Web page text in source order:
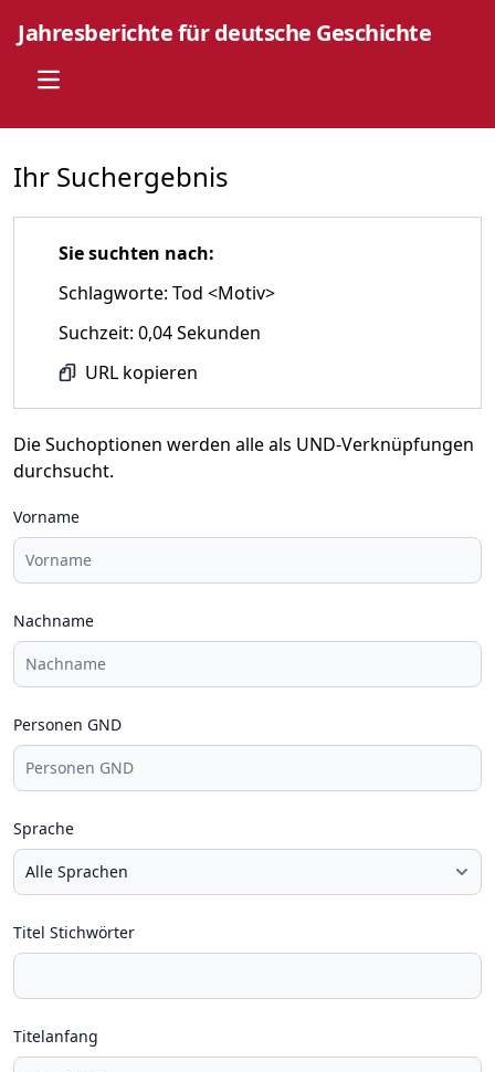
Jahresberichte für deutsche Geschichte
Open main menu
Ihr Suchergebnis
Sie suchten nach:
Schlagworte: Tod <Motiv>
Suchzeit: 0,04 Sekunden
URL kopieren
Die Suchoptionen werden alle als UND-Verknüpfungen
durchsucht.
Vorname
Nachname
Personen GND
Sprache
Titel Stichwörter
Titelanfang